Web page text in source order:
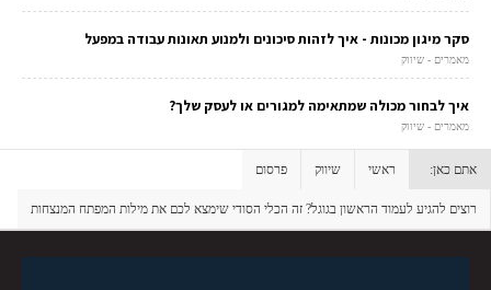
סקר מיגון מכונות - איך לזהות סיכונים ולמנוע תאונות עבודה במפעל
מאמרים - שיווק
איך לבחור מכולה שמתאימה למגורים או לעסק שלך?
מאמרים - שיווק
אתם כאן: ראשי שיווק פרסום
רוצים להגיע לעמוד הראשון בגוגל? זה הכלי הסודי שימצא לכם את מילות המפתח המנצחות